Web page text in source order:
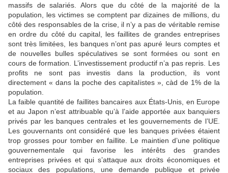
massifs de salariés. Alors que du côté de la majorité de la
population, les victimes se comptent par dizaines de millions, du
côté des responsables de la crise, il n’y a pas de véritable remise
en ordre du côté du capital, les faillites de grandes entreprises
sont très limitées, les banques n’ont pas apuré leurs comptes et
de nouvelles bulles spéculatives se sont formées ou sont en
cours de formation. L’investissement productif n’a pas repris. Les
profits ne sont pas investis dans la production, ils vont
directement « dans la poche des capitalistes », càd de 1% de la
population.
La faible quantité de faillites bancaires aux États-Unis, en Europe
et au Japon n’est attribuable qu’à l’aide apportée aux banquiers
privés par les banques centrales et les gouvernements de l’UE.
Les gouvernants ont considéré que les banques privées étaient
trop grosses pour tomber en faillite. Le maintien d’une politique
gouvernementale qui favorise les intérêts des grandes
entreprises privées et qui s’attaque aux droits économiques et
sociaux des populations, une demande publique et privée